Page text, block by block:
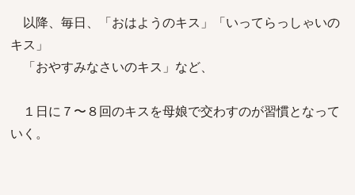
以降、毎日、「おはようのキス」「いってらっしゃいの
キス」
「おやすみなさいのキス」など、
１日に７〜８回のキスを母娘で交わすのが習慣となって
いく。